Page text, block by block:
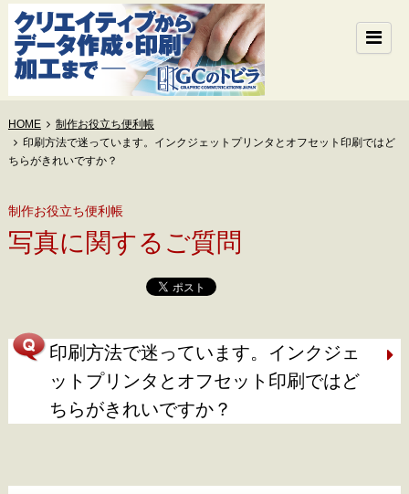
HOME
制作お役立ち便利帳
印刷方法で迷っています。インクジェットプリンタとオフセット印刷ではど
ちらがきれいですか？
制作お役立ち便利帳
写真に関するご質問
印刷方法で迷っています。インクジェ
ットプリンタとオフセット印刷ではど
ちらがきれいですか？